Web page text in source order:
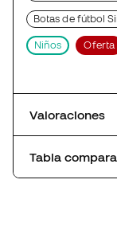
Botas de fútbol
Niños Oferta
Valoraciones
Tabla